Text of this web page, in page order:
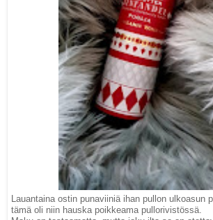
Lauantaina ostin punaviiniä ihan pullon ulkoasun
tämä oli niin hauska poikkeama pullorivistössä.